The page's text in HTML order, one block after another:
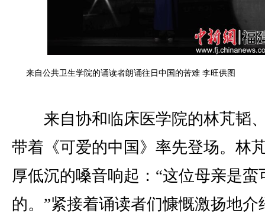
来自公共卫生学院的诵读者朗诵往日中国的苦难 李旺供图
来自协和临床医学院的林芃韬
带着《可爱的中国》率先登场。林
厚低沉的嗓音响起：“这位母亲是蛮
的。”紧接着诵读者们慷慨激扬地介